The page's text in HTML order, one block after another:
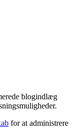
blogindlæg
for at administrere